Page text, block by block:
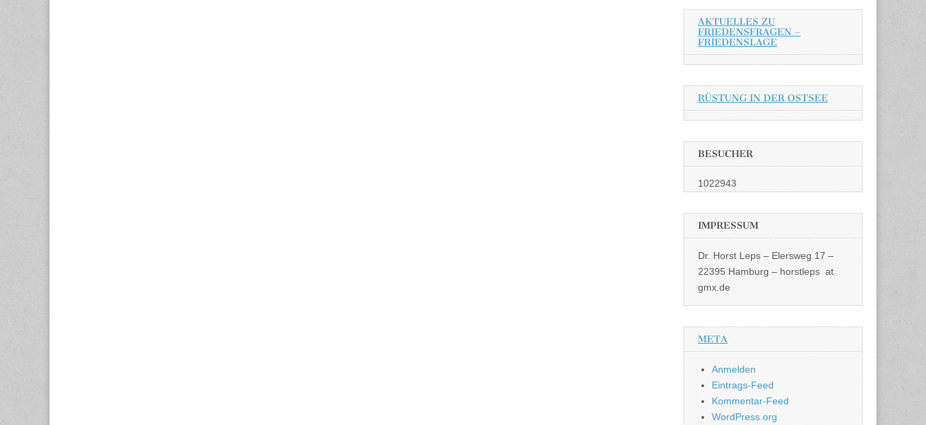
AKTUELLES ZU
FRIEDENSFRAGEN –
FRIEDENSLAGE
RÜSTUNG IN DER OSTSEE
BESUCHER
1022943
IMPRESSUM
Dr. Horst Leps – Elersweg 17 –
22395 Hamburg – horstleps at
gmx.de
META
Anmelden
Eintrags-Feed
Kommentar-Feed
WordPress.org